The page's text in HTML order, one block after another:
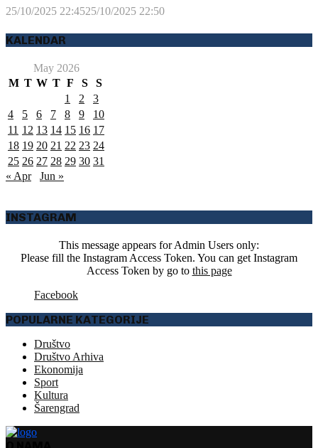
25/10/2025 22:4525/10/2025 22:50
KALENDAR
May 2026
M T W T F S
S
1
2
3
4
5 6 7 8 9
10
11 12 13 14 15 16 17
18 19 20 21 22 23 24
25 26 27 28 29 30 31
« Apr
Jun »
INSTAGRAM
This message appears for Admin Users only:
Please fill the Instagram Access Token. You can get Instagram
Access Token by go to this page
Facebook
POPULARNE KATEGORIJE
Društvo
Društvo Arhiva
Ekonomija
Sport
Kultura
Šarengrad